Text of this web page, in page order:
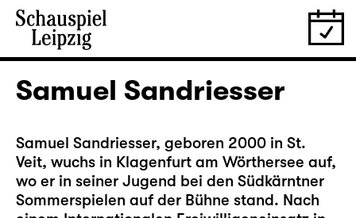
Samuel Sandriesser
Samuel Sandriesser, geboren 2000 in St.
Veit, wuchs in Klagenfurt am Wörthersee auf,
wo er in seiner Jugend bei den Südkärntner
Sommerspielen auf der Bühne stand. Nach